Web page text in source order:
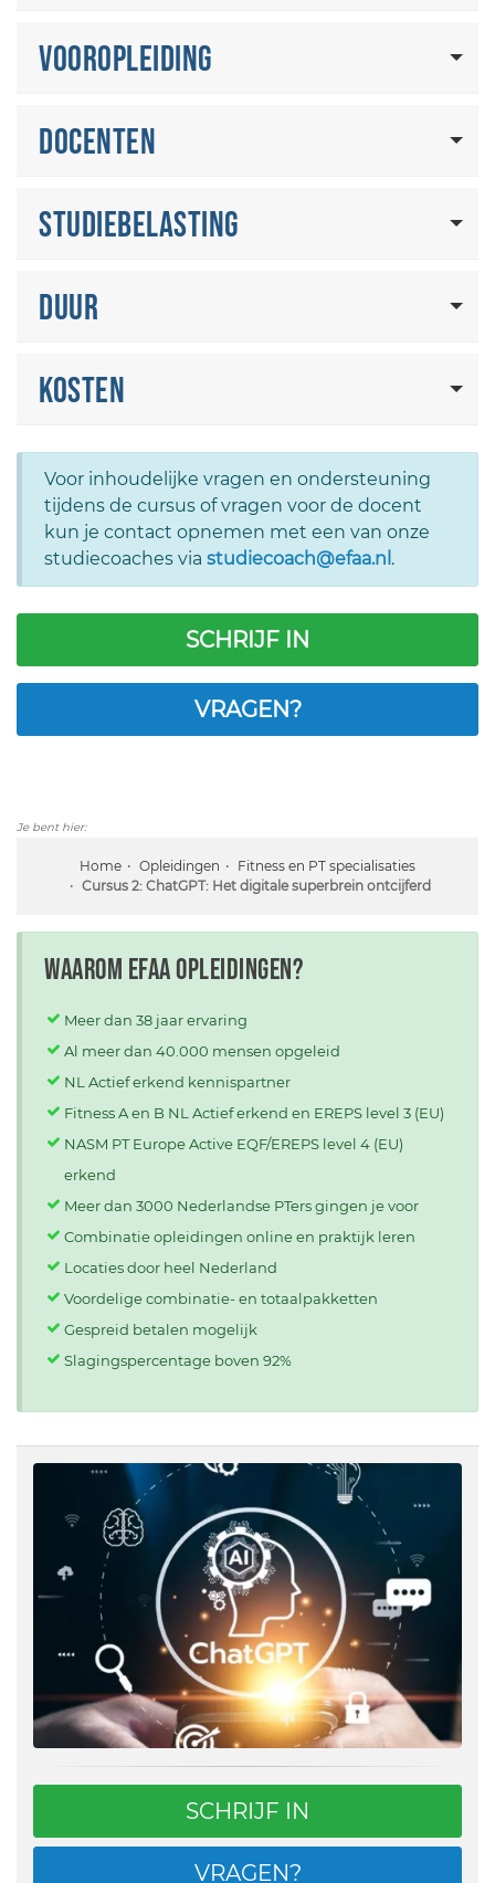
Vooropleiding
Docenten
Studiebelasting
Duur
Kosten
Voor inhoudelijke vragen en ondersteuning
tijdens de cursus of vragen voor de docent
kun je contact opnemen met een van onze
studiecoaches via studiecoach@efaa.nl .
SCHRIJF IN
VRAGEN?
Je bent hier:
Home Opleidingen
Fitness en PT specialisaties
Cursus 2: ChatGPT: Het digitale superbrein ontcijferd
Waarom EFAA opleidingen?
Meer dan 38 jaar ervaring
Al meer dan 40.000 mensen opgeleid
NL Actief erkend kennispartner
Fitness A en B NL Actief erkend en EREPS level 3 (EU)
NASM PT Europe Active EQF/EREPS level 4 (EU)
erkend
Meer dan 3000 Nederlandse PTers gingen je voor
Combinatie opleidingen online en praktijk leren
Locaties door heel Nederland
Voordelige combinatie- en totaalpakketten
Gespreid betalen mogelijk
Slagingspercentage boven 92%
SCHRIJF IN
VRAGEN?